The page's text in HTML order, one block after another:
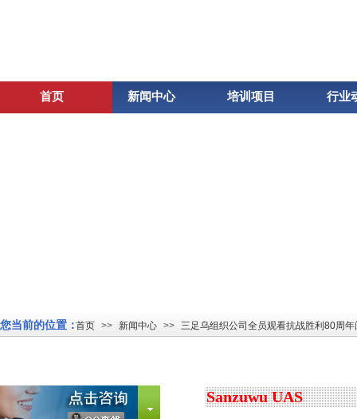
首页 新闻中心 培训项目 行业
首页 >> 新闻中心 >> 三足乌组织公司全员观看抗战胜利80周年
您当前的位置：
Sanzuwu UAS